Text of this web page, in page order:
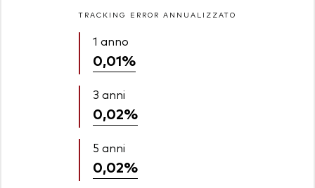
TRACKING ERROR ANNUALIZZATO
1 anno
0,01%
3 anni
0,02%
5 anni
0,02%